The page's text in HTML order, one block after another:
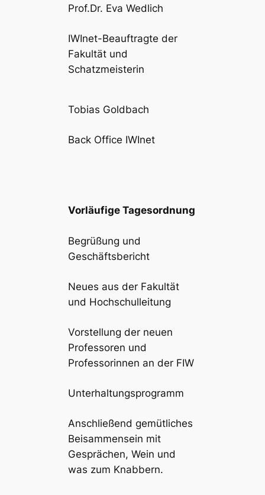
Prof.Dr. Eva Wedlich
IWInet-Beauftragte der
Fakultät und
Schatzmeisterin
Tobias Goldbach
Back Office IWInet
Vorläufige Tagesordnung
Begrüßung und
Geschäftsbericht
Neues aus der Fakultät
und Hochschulleitung
Vorstellung der neuen
Professoren und
Professorinnen an der FIW
Unterhaltungsprogramm
Anschließend gemütliches
Beisammensein mit
Gesprächen, Wein und
was zum Knabbern.